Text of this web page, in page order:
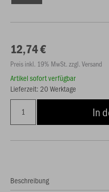
12,74 €
Preis inkl. 19% MwSt. zzgl. Versand
Artikel sofort verfügbar
Lieferzeit: 20 Werktage
In
Beschreibung